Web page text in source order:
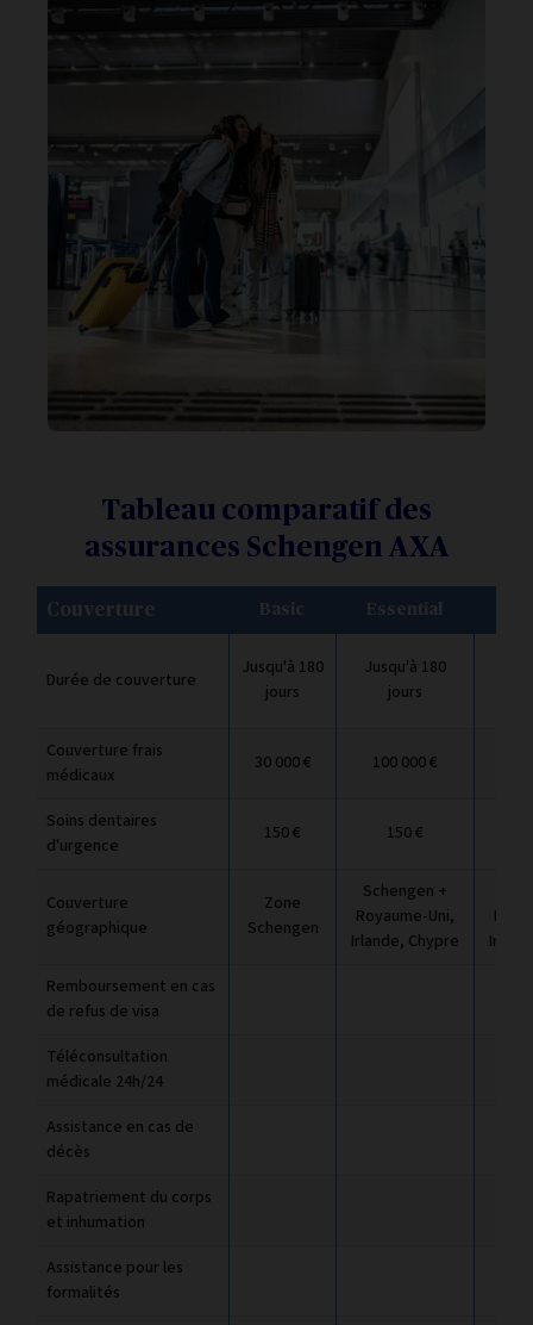
Tableau comparatif des
assurances Schengen AXA
Couverture Basic Essential
Durée de couverture
Jusqu'à 180
jours
Jusqu'à 180
jours
Couverture frais
médicaux
30 000 € 100 000 €
Soins dentaires
d'urgence
150 € 150 €
Couverture
géographique
Zone
Schengen
Schengen +
Royaume-Uni,
Irlande, Chypre
Remboursement en cas
de refus de visa
Téléconsultation
médicale 24h/24
Assistance en cas de
décès
Rapatriement du corps
et inhumation
Assistance pour les
formalités